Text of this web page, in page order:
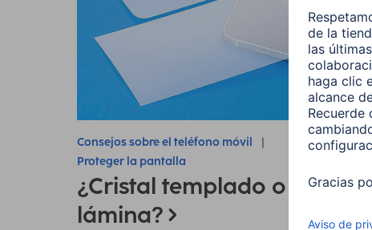
Consejos sobre el teléfono móvil
Proteger la pantalla
¿Cristal templado o
lámina?